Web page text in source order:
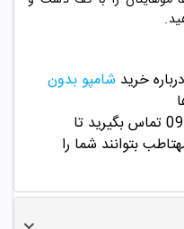
خرید شامپو بدون
/09358343612 تماس بگیرید تا
بتوانند شما را